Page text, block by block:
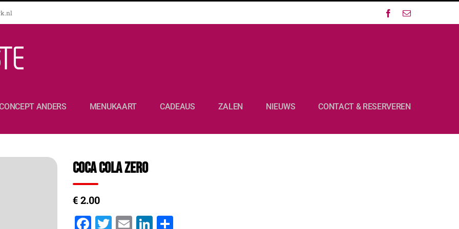
Facebook
E-
ANDERS MENUKAART CADEAUS ZALEN NIEUWS CONTACT & RESERVEREN
Coca Cola Zero
€ 2.00
Facebook
Twitter
EmailLinkedIn
Delen